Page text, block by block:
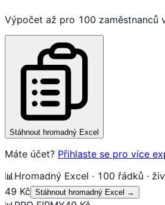
Výpočet až pro 100 zaměstnanců
Stáhnout hromadný Excel
Máte účet? Přihlaste se pro více
📊 Hromadný Excel · 100 řádků ·
49 Kč Stáhnout hromadný Excel →